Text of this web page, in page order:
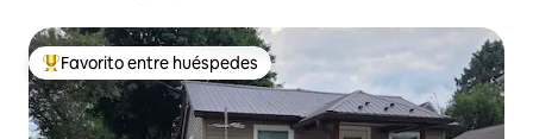
De los mejores en Favorito entre huéspedes
Favorito entre huéspedes